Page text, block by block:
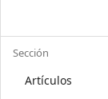
Sección
Artículos